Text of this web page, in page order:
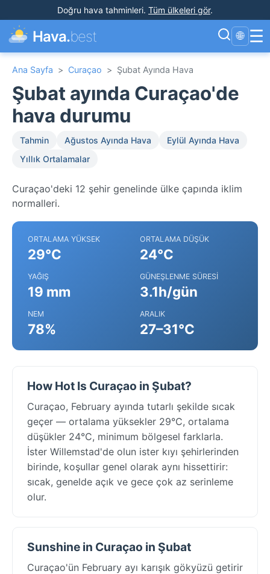
Doğru hava tahminleri. Tüm ülkeleri gör.
Hava.best 🌐 ☰
Ana Sayfa > Curaçao > Şubat Ayında Hava
Şubat ayında Curaçao'de
hava durumu
Tahmin Ağustos Ayında Hava
Eylül Ayında Hava
Yıllık Ortalamalar
Curaçao'deki 12 şehir genelinde ülke çapında iklim
normalleri.
ORTALAMA YÜKSEK
29°C
ORTALAMA DÜŞÜK
24°C
YAĞIŞ
19 mm
GÜNEŞLENME SÜRESI
3.1h/gün
NEM
78%
ARALIK
27–31°C
How Hot Is Curaçao in Şubat?
Curaçao, February ayında tutarlı şekilde sıcak
geçer — ortalama yüksekler 29°C, ortalama
düşükler 24°C, minimum bölgesel farklarla.
İster Willemstad'de olun ister kıyı şehirlerinden
birinde, koşullar genel olarak aynı hissettirir:
sıcak, genelde açık ve gece çok az serinleme
olur.
Sunshine in Curaçao in Şubat
Curaçao'ün February ayı karışık gökyüzü getirir